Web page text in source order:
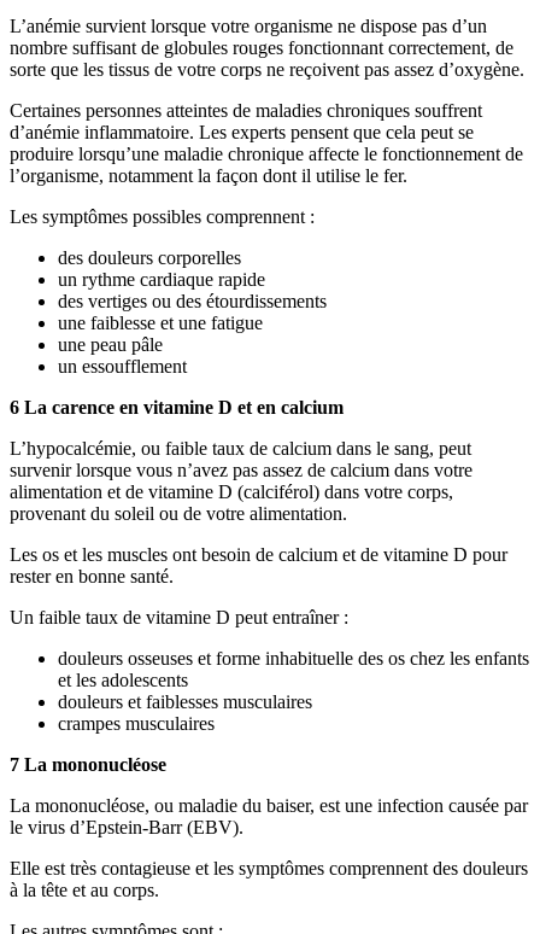
L’anémie survient lorsque votre organisme ne dispose pas d’un
nombre suffisant de globules rouges fonctionnant correctement, de
sorte que les tissus de votre corps ne reçoivent pas assez d’oxygène.
Certaines personnes atteintes de maladies chroniques souffrent
d’anémie inflammatoire. Les experts pensent que cela peut se
produire lorsqu’une maladie chronique affecte le fonctionnement de
l’organisme, notamment la façon dont il utilise le fer.
Les symptômes possibles comprennent :
des douleurs corporelles
un rythme cardiaque rapide
des vertiges ou des étourdissements
une faiblesse et une fatigue
une peau pâle
un essoufflement
6 La carence en vitamine D et en calcium
L’hypocalcémie, ou faible taux de calcium dans le sang, peut
survenir lorsque vous n’avez pas assez de calcium dans votre
alimentation et de vitamine D (calciférol) dans votre corps,
provenant du soleil ou de votre alimentation.
Les os et les muscles ont besoin de calcium et de vitamine D pour
rester en bonne santé.
Un faible taux de vitamine D peut entraîner :
douleurs osseuses et forme inhabituelle des os chez les enfants
et les adolescents
douleurs et faiblesses musculaires
crampes musculaires
7 La mononucléose
La mononucléose, ou maladie du baiser, est une infection causée par
le virus d’Epstein-Barr (EBV).
Elle est très contagieuse et les symptômes comprennent des douleurs
à la tête et au corps.